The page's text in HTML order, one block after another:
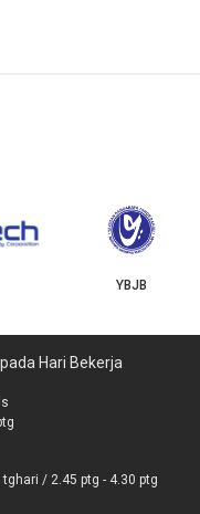
YBJB
Hari Bekerja
/ 2.45 ptg - 4.30 ptg